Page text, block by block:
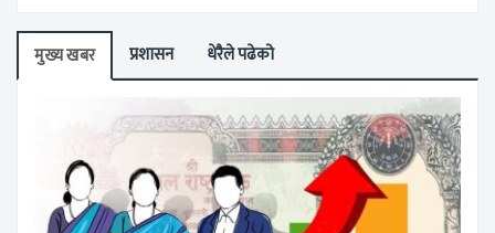
मुख्य खबर प्रशासन धेरैले पढेको